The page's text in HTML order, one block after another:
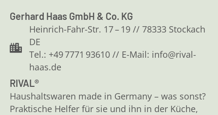
Gerhard Haas GmbH & Co. KG
Heinrich-Fahr-Str. 17 – 19 // 78333 Stockach
DE
Tel.: +49 7771 93610 // E-Mail: info@rival-
haas.de
RIVAL®
Haushaltswaren made in Germany – was sonst?
Praktische Helfer für sie und ihn in der Küche,